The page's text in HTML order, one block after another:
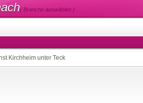
( Branche auswählen )
Kirchheim unter Teck